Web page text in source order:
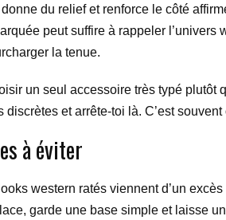
du relief et renforce le côté
peut suffire à rappeler l’univers
la tenue.
un seul accessoire très typé
et arrête-toi là. C’est
à éviter
western ratés viennent d’un
garde une base simple et laisse